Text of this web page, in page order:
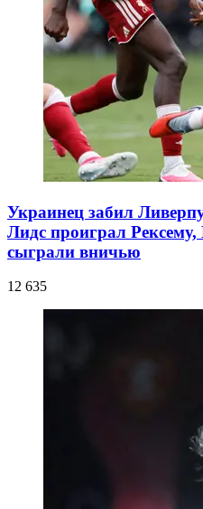
Украинец забил
Лидс проиграл
сыграли вничью
12 635